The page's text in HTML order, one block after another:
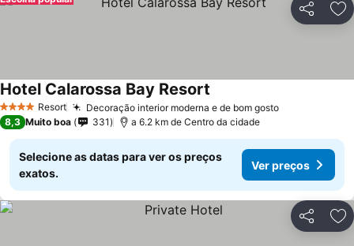
Partilhar
4 EstrelasResort Decoração interior moderna e de bom gosto
Hotel Calarossa Bay Resort
8,3 Muito boa 331 a 6.2 km de Centro da cidade
Selecione as datas para ver os preços
exatos.
Ver preços
Partilhar